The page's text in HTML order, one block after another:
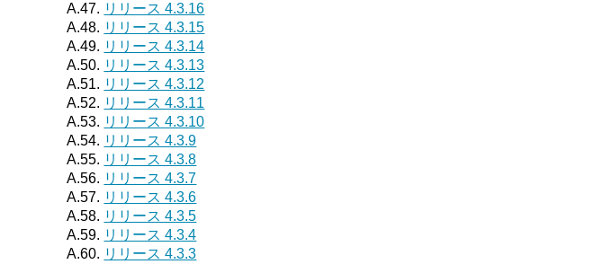
A.47. リリース 4.3.16
A.48. リリース 4.3.15
A.49. リリース 4.3.14
A.50. リリース 4.3.13
A.51. リリース 4.3.12
A.52. リリース 4.3.11
A.53. リリース 4.3.10
A.54. リリース 4.3.9
A.55. リリース 4.3.8
A.56. リリース 4.3.7
A.57. リリース 4.3.6
A.58. リリース 4.3.5
A.59. リリース 4.3.4
A.60. リリース 4.3.3